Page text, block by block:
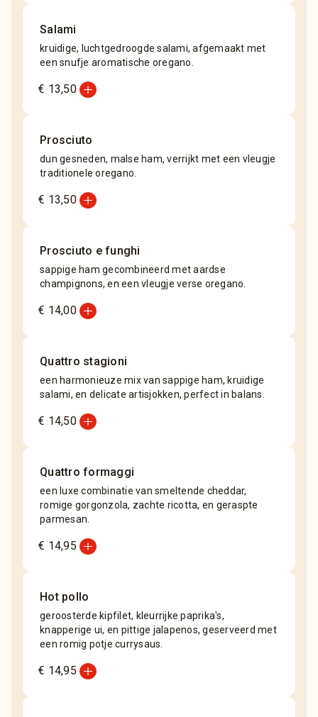
Salami
kruidige, luchtgedroogde salami, afgemaakt met
een snufje aromatische oregano.
€ 13,50add_circle
Prosciuto
dun gesneden, malse ham, verrijkt met een vleugje
traditionele oregano.
€ 13,50add_circle
Prosciuto e funghi
sappige ham gecombineerd met aardse
champignons, en een vleugje verse oregano.
€ 14,00add_circle
Quattro stagioni
een harmonieuze mix van sappige ham, kruidige
salami, en delicate artisjokken, perfect in balans.
€ 14,50add_circle
Quattro formaggi
een luxe combinatie van smeltende cheddar,
romige gorgonzola, zachte ricotta, en geraspte
parmesan.
€ 14,95 add_circle
Hot pollo
geroosterde kipfilet, kleurrijke paprika's,
knapperige ui, en pittige jalapenos, geserveerd met
een romig potje currysaus.
€ 14,95 add_circle